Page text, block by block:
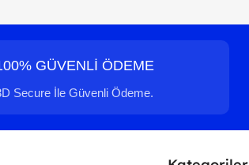
GÜVENLİ ÖDEME
Secure İle Güvenli Ödeme.